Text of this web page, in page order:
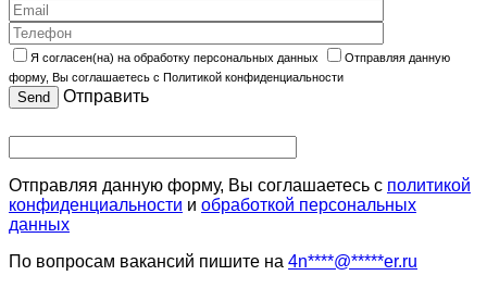
Я согласен(на) на обработку персональных данных
Отправляя данную
форму, Вы соглашаетесь с Политикой конфиденциальности
Отправить
Отправляя данную форму, Вы соглашаетесь с политикой
конфиденциальности и обработкой персональных
данных
По вопросам вакансий пишите на 4n****@*****er.ru